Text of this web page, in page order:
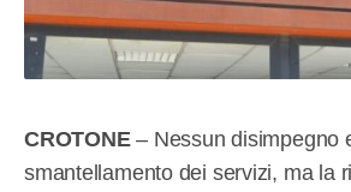
CROTONE– Nessun disimpegno
smantellamento dei servizi, ma la